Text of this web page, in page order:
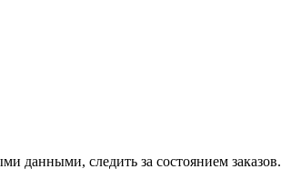
данными, следить за состоянием заказов.